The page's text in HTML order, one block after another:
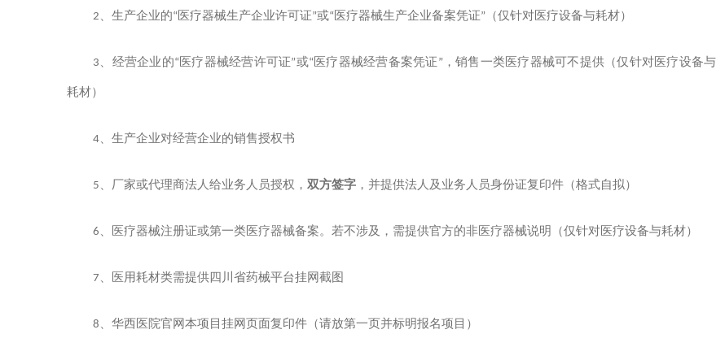
2 、生产企业的 “医疗器械生产企业许可证”或“医疗器械生产企业备案凭证” （仅针对医疗设备与耗材）
3 、经营企业的 “医疗器械经营许可证”或“医疗器械经营备案凭证”，销售一类医疗器械可不提供（仅针对医疗设备与
耗材）
4、生产企业对经营企业的销售授权书
5 、厂家或代理商法人给业务人员授权， 双方签字 ，并提供法人及业务人员身份证复印件（格式自拟）
6 、医疗器械注册证或第一类医疗器械备案。若不涉及，需提供官方的非医疗器械说明（仅针对医疗设备与耗材）
7 、医用耗材类需提供四川省药械平台挂网截图
8 、华西医院官网本项目挂网页面复印件（请放第一页并标明报名项目）